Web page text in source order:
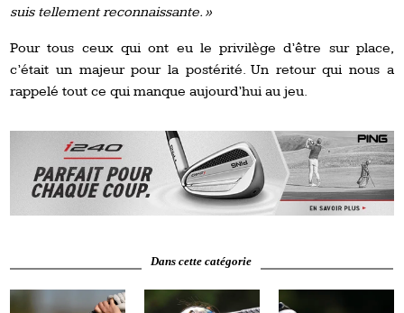
suis tellement reconnaissante. »
Pour tous ceux qui ont eu le privilège d’être sur place,
c’était un majeur pour la postérité. Un retour qui nous a
rappelé tout ce qui manque aujourd’hui au jeu.
Dans cette catégorie